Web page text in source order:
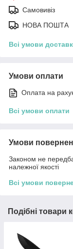
Самовивіз
НОВА ПОШТА
Всі умови
Умови оплати
Оплата на
Всі умови оплати
Умови
Законом не
належної якості
Всі умови
Подібні товари